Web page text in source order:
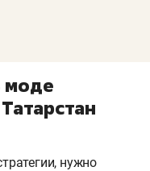
моде
нужно